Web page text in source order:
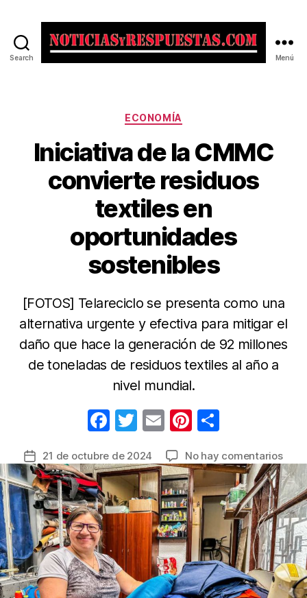
Search Menú
Categorías
ECONOMÍA
Iniciativa de la CMMC
convierte residuos
textiles en
oportunidades
sostenibles
[FOTOS] Telareciclo se presenta como una
alternativa urgente y efectiva para mitigar el
daño que hace la generación de 92 millones
de toneladas de residuos textiles al año a
nivel mundial.
F
c
e
b
o
o
k
T
itt
er
E
ail
Pi
er
e
st
m
p
ar
tir
Fecha
de
la
entrada
21 de octubre de 2024 No hay comentariosen
de
la
en